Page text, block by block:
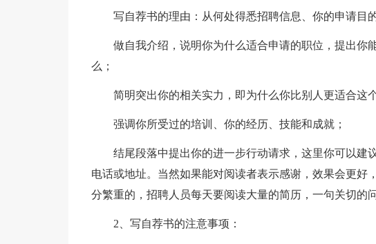
写自荐书的理由：从何处得悉招聘信息、你的申请目
做自我介绍，说明你为什么适合申请的职位，提出你
么；
简明突出你的相关实力，即为什么你比别人更适合这
强调你所受过的培训、你的经历、技能和成就；
结尾段落中提出你的进一步行动请求，这里你可以建
电话或地址。当然如果能对阅读者表示感谢，效果会更好
分繁重的，招聘人员每天要阅读大量的简历，一句关切的
2、写自荐书的注意事项：